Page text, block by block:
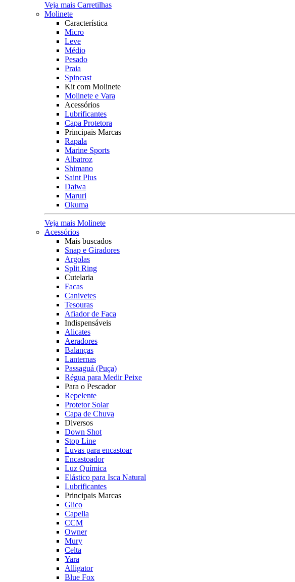
Veja mais Carretilhas
Molinete
Característica
Micro
Leve
Médio
Pesado
Praia
Spincast
Kit com Molinete
Molinete e Vara
Acessórios
Lubrificantes
Capa Protetora
Principais Marcas
Rapala
Marine Sports
Albatroz
Shimano
Saint Plus
Daiwa
Maruri
Okuma
Veja mais Molinete
Acessórios
Mais buscados
Snap e Giradores
Argolas
Split Ring
Cutelaria
Facas
Canivetes
Tesouras
Afiador de Faca
Indispensáveis
Alicates
Aeradores
Balanças
Lanternas
Passaguá (Puça)
Régua para Medir Peixe
Para o Pescador
Repelente
Protetor Solar
Capa de Chuva
Diversos
Down Shot
Stop Line
Luvas para encastoar
Encastoador
Luz Química
Elástico para Isca Natural
Lubrificantes
Principais Marcas
Glico
Capella
CCM
Owner
Mury
Celta
Yara
Alligator
Blue Fox